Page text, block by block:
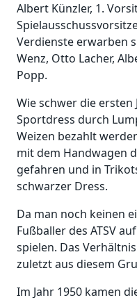
Albert Künzler, 1.
Verdienste erwarben
Wenz, Otto Lacher,
Popp.
Wie schwer die ersten
Sportdress durch
Weizen bezahlt
mit dem Handwagen
gefahren und in
schwarzer Dress.
Da man noch keinen
Fußballer des ATSV
spielen. Das
zuletzt aus diesem
Im Jahr 1950 kamen